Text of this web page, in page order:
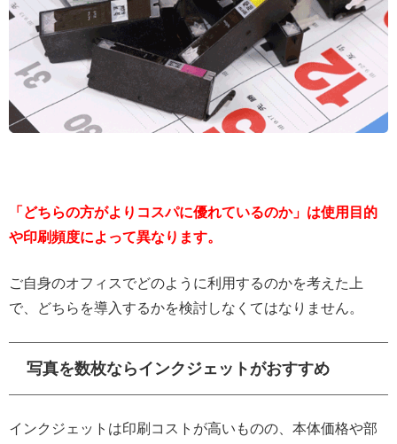
「どちらの方がよりコスパに優れているのか」は使用目的
や印刷頻度によって異なります。
ご自身のオフィスでどのように利用するのかを考えた上
で、どちらを導入するかを検討しなくてはなりません。
写真を数枚ならインクジェットがおすすめ
インクジェットは印刷コストが高いものの、本体価格や部